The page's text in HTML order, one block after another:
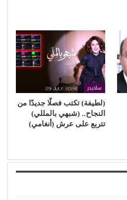
سلايدر
(لطيفة) تكتب فصلًا جديدًا من
النجاح.. (شبهي بالمللي)
تتربع على عرش (أنغامي)